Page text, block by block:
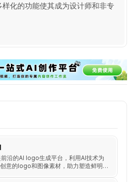
化的功能使其成为设计师和非专
沿的AI logo生成平台，利用AI技术为
意的logo和图像素材，助力塑造鲜明